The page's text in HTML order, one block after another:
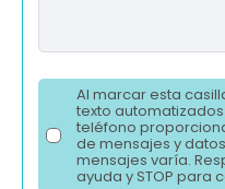
Al marcar esta
texto
teléfono
de mensajes y
mensajes varía.
ayuda y STOP para